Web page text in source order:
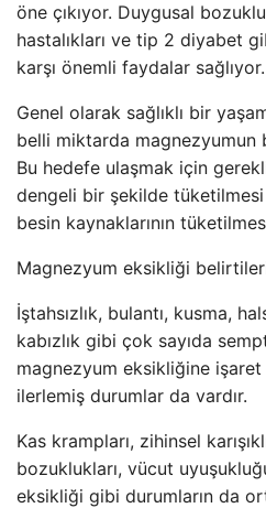
öne çıkıyor. Duygusal
hastalıkları ve tip 2 diyabet
karşı önemli faydalar sağlıyor.
Genel olarak sağlıklı bir
belli miktarda magnezyumun
Bu hedefe ulaşmak için
dengeli bir şekilde
besin kaynaklarının
Magnezyum eksikliği
İştahsızlık, bulantı, kusma,
kabızlık gibi çok sayıda
magnezyum eksikliğine
ilerlemiş durumlar da vardır.
Kas krampları, zihinsel
bozuklukları, vücut
eksikliği gibi durumların da